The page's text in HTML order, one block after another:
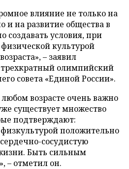
влияние не только на
и на развитие общества в
создавать условия, при
культурой
– заявил
олимпийский
совета «Единой России».
возрасте очень важно
существует множество
подтверждают:
положительно
сосудистую
Быть сильным
– отметил он.